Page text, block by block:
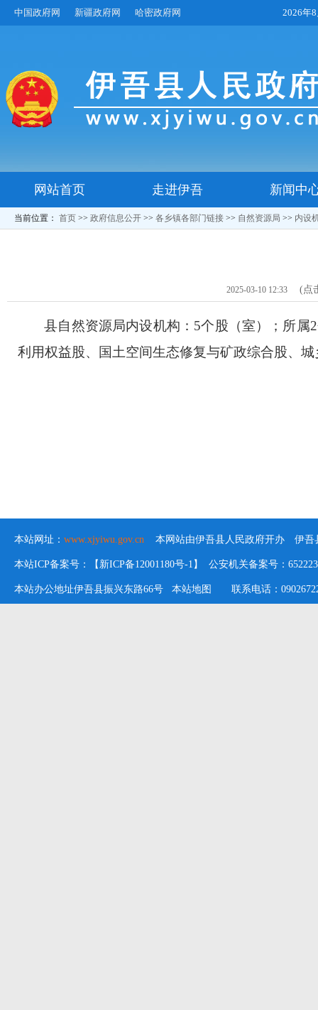
中国政府网 新疆政府网 哈密政府网 2026年
网站首页 走进伊吾 新闻中
当前位置： 首页 >> 政府信息公开 >> 各乡镇各部门链接 >> 自然资源局 >> 内设
2025-03-10 12:33 (点
县自然资源局内设机构： 5个股（室） ；所属
利用权益股、
国土空间生态修复与矿政综合股、 城
本站网址： www.xjyiwu.gov.cn 本网站由伊吾县人民政府开办 伊吾
本站ICP备案号：【新ICP备12001180号-1】 公安机关备案号：
本站办公地址伊吾县振兴东路66号 本站地图 联系电话：